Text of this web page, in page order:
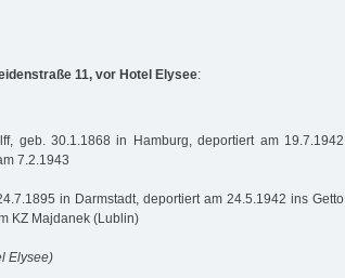
11, vor Hotel Elysee:
geb. 30.1.1868 in Hamburg, deportiert am 19.7.1942
7.2.1943
in Darmstadt, deportiert am 24.5.1942 ins Getto
KZ Majdanek (Lublin)
Elysee)